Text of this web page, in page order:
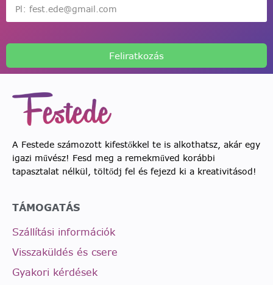
Feliratkozás
A Festede számozott kifestőkkel te is alkothatsz, akár egy
igazi művész! Fesd meg a remekműved korábbi
tapasztalat nélkül, töltődj fel és fejezd ki a kreativitásod!
TÁMOGATÁS
Szállítási információk
Visszaküldés és csere
Gyakori kérdések